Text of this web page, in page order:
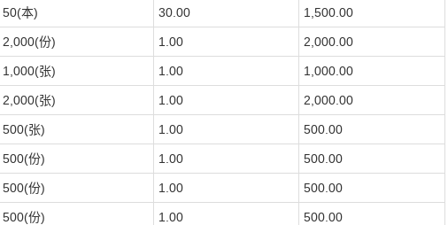
50(本) 30.00 1,500.00
2,000(份) 1.00 2,000.00
1,000(张) 1.00 1,000.00
2,000(张) 1.00 2,000.00
500(张) 1.00 500.00
500(份) 1.00 500.00
500(份) 1.00 500.00
500(份) 1.00 500.00